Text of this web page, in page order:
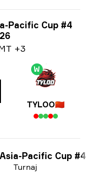
Pacific Cup #4
+3
W
TYLOO🇨🇳
Turnaj
Pacific Cup #4